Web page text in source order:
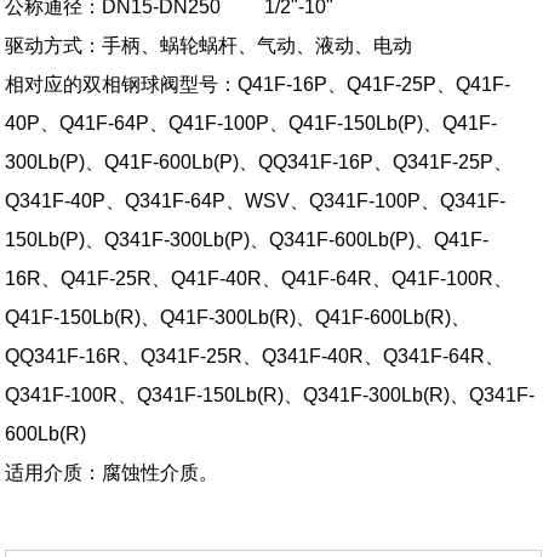
公称通径：DN15-DN250 1/2"-10"
驱动方式：手柄、蜗轮蜗杆、气动、液动、电动
相对应的双相钢球阀型号：Q41F-16P、Q41F-25P、Q41F-
40P、Q41F-64P、Q41F-100P、Q41F-150Lb(P)、Q41F-
300Lb(P)、Q41F-600Lb(P)、QQ341F-16P、Q341F-25P、
Q341F-40P、Q341F-64P、WSV、Q341F-100P、Q341F-
150Lb(P)、Q341F-300Lb(P)、Q341F-600Lb(P)、Q41F-
16R、Q41F-25R、Q41F-40R、Q41F-64R、Q41F-100R、
Q41F-150Lb(R)、Q41F-300Lb(R)、Q41F-600Lb(R)、
QQ341F-16R、Q341F-25R、Q341F-40R、Q341F-64R、
Q341F-100R、Q341F-150Lb(R)、Q341F-300Lb(R)、Q341F-
600Lb(R)
适用介质：腐蚀性介质。